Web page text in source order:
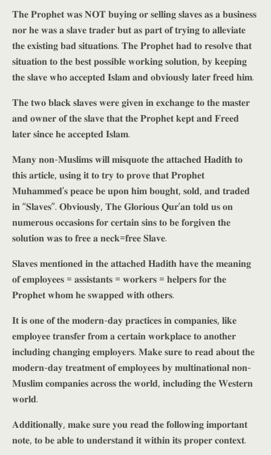
𝐓𝐡𝐞 𝐏𝐫𝐨𝐩𝐡𝐞𝐭 𝐰𝐚𝐬 𝐍𝐎𝐓 𝐛𝐮𝐲𝐢𝐧𝐠 𝐨𝐫 𝐬𝐞𝐥𝐥𝐢𝐧𝐠 𝐬𝐥𝐚𝐯𝐞𝐬 𝐚𝐬 𝐚 𝐛𝐮𝐬𝐢𝐧𝐞𝐬𝐬
𝐧𝐨𝐫 𝐡𝐞 𝐰𝐚𝐬 𝐚 𝐬𝐥𝐚𝐯𝐞 𝐭𝐫𝐚𝐝𝐞𝐫 𝐛𝐮𝐭 𝐚𝐬 𝐩𝐚𝐫𝐭 𝐨𝐟 𝐭𝐫𝐲𝐢𝐧𝐠 𝐭𝐨 𝐚𝐥𝐥𝐞𝐯𝐢𝐚𝐭𝐞
𝐭𝐡𝐞 𝐞𝐱𝐢𝐬𝐭𝐢𝐧𝐠 𝐛𝐚𝐝 𝐬𝐢𝐭𝐮𝐚𝐭𝐢𝐨𝐧𝐬. 𝐓𝐡𝐞 𝐏𝐫𝐨𝐩𝐡𝐞𝐭 𝐡𝐚𝐝 𝐭𝐨 𝐫𝐞𝐬𝐨𝐥𝐯𝐞 𝐭𝐡𝐚𝐭
𝐬𝐢𝐭𝐮𝐚𝐭𝐢𝐨𝐧 𝐭𝐨 𝐭𝐡𝐞 𝐛𝐞𝐬𝐭 𝐩𝐨𝐬𝐬𝐢𝐛𝐥𝐞 𝐰𝐨𝐫𝐤𝐢𝐧𝐠 𝐬𝐨𝐥𝐮𝐭𝐢𝐨𝐧, 𝐛𝐲 𝐤𝐞𝐞𝐩𝐢𝐧𝐠
𝐭𝐡𝐞 𝐬𝐥𝐚𝐯𝐞 𝐰𝐡𝐨 𝐚𝐜𝐜𝐞𝐩𝐭𝐞𝐝 𝐈𝐬𝐥𝐚𝐦 𝐚𝐧𝐝 𝐨𝐛𝐯𝐢𝐨𝐮𝐬𝐥𝐲 𝐥𝐚𝐭𝐞𝐫 𝐟𝐫𝐞𝐞𝐝 𝐡𝐢𝐦.
𝐓𝐡𝐞 𝐭𝐰𝐨 𝐛𝐥𝐚𝐜𝐤 𝐬𝐥𝐚𝐯𝐞𝐬 𝐰𝐞𝐫𝐞 𝐠𝐢𝐯𝐞𝐧 𝐢𝐧 𝐞𝐱𝐜𝐡𝐚𝐧𝐠𝐞 𝐭𝐨 𝐭𝐡𝐞 𝐦𝐚𝐬𝐭𝐞𝐫
𝐚𝐧𝐝 𝐨𝐰𝐧𝐞𝐫 𝐨𝐟 𝐭𝐡𝐞 𝐬𝐥𝐚𝐯𝐞 𝐭𝐡𝐚𝐭 𝐭𝐡𝐞 𝐏𝐫𝐨𝐩𝐡𝐞𝐭 𝐤𝐞𝐩𝐭 𝐚𝐧𝐝 𝐅𝐫𝐞𝐞𝐝
𝐥𝐚𝐭𝐞𝐫 𝐬𝐢𝐧𝐜𝐞 𝐡𝐞 𝐚𝐜𝐜𝐞𝐩𝐭𝐞𝐝 𝐈𝐬𝐥𝐚𝐦.
𝐌𝐚𝐧𝐲 𝐧𝐨𝐧-𝐌𝐮𝐬𝐥𝐢𝐦𝐬 𝐰𝐢𝐥𝐥 𝐦𝐢𝐬𝐪𝐮𝐨𝐭𝐞 𝐭𝐡𝐞 𝐚𝐭𝐭𝐚𝐜𝐡𝐞𝐝 𝐇𝐚𝐝𝐢𝐭𝐡 𝐭𝐨
𝐭𝐡𝐢𝐬 𝐚𝐫𝐭𝐢𝐜𝐥𝐞, 𝐮𝐬𝐢𝐧𝐠 𝐢𝐭 𝐭𝐨 𝐭𝐫𝐲 𝐭𝐨 𝐩𝐫𝐨𝐯𝐞 𝐭𝐡𝐚𝐭 𝐏𝐫𝐨𝐩𝐡𝐞𝐭
𝐌𝐮𝐡𝐚𝐦𝐦𝐞𝐝’𝐬 𝐩𝐞𝐚𝐜𝐞 𝐛𝐞 𝐮𝐩𝐨𝐧 𝐡𝐢𝐦 𝐛𝐨𝐮𝐠𝐡𝐭, 𝐬𝐨𝐥𝐝, 𝐚𝐧𝐝 𝐭𝐫𝐚𝐝𝐞𝐝
𝐢𝐧 “𝐒𝐥𝐚𝐯𝐞𝐬”. 𝐎𝐛𝐯𝐢𝐨𝐮𝐬𝐥𝐲, 𝐓𝐡𝐞 𝐆𝐥𝐨𝐫𝐢𝐨𝐮𝐬 𝐐𝐮𝐫’𝐚𝐧 𝐭𝐨𝐥𝐝 𝐮𝐬 𝐨𝐧
𝐧𝐮𝐦𝐞𝐫𝐨𝐮𝐬 𝐨𝐜𝐜𝐚𝐬𝐢𝐨𝐧𝐬 𝐟𝐨𝐫 𝐜𝐞𝐫𝐭𝐚𝐢𝐧 𝐬𝐢𝐧𝐬 𝐭𝐨 𝐛𝐞 𝐟𝐨𝐫𝐠𝐢𝐯𝐞𝐧 𝐭𝐡𝐞
𝐬𝐨𝐥𝐮𝐭𝐢𝐨𝐧 𝐰𝐚𝐬 𝐭𝐨 𝐟𝐫𝐞𝐞 𝐚 𝐧𝐞𝐜𝐤=𝐟𝐫𝐞𝐞 𝐒𝐥𝐚𝐯𝐞.
𝐒𝐥𝐚𝐯𝐞𝐬 𝐦𝐞𝐧𝐭𝐢𝐨𝐧𝐞𝐝 𝐢𝐧 𝐭𝐡𝐞 𝐚𝐭𝐭𝐚𝐜𝐡𝐞𝐝 𝐇𝐚𝐝𝐢𝐭𝐡 𝐡𝐚𝐯𝐞 𝐭𝐡𝐞 𝐦𝐞𝐚𝐧𝐢𝐧𝐠
𝐨𝐟 𝐞𝐦𝐩𝐥𝐨𝐲𝐞𝐞𝐬 = 𝐚𝐬𝐬𝐢𝐬𝐭𝐚𝐧𝐭𝐬 = 𝐰𝐨𝐫𝐤𝐞𝐫𝐬 = 𝐡𝐞𝐥𝐩𝐞𝐫𝐬 𝐟𝐨𝐫 𝐭𝐡𝐞
𝐏𝐫𝐨𝐩𝐡𝐞𝐭 𝐰𝐡𝐨𝐦 𝐡𝐞 𝐬𝐰𝐚𝐩𝐩𝐞𝐝 𝐰𝐢𝐭𝐡 𝐨𝐭𝐡𝐞𝐫𝐬.
𝐈𝐭 𝐢𝐬 𝐨𝐧𝐞 𝐨𝐟 𝐭𝐡𝐞 𝐦𝐨𝐝𝐞𝐫𝐧-𝐝𝐚𝐲 𝐩𝐫𝐚𝐜𝐭𝐢𝐜𝐞𝐬 𝐢𝐧 𝐜𝐨𝐦𝐩𝐚𝐧𝐢𝐞𝐬, 𝐥𝐢𝐤𝐞
𝐞𝐦𝐩𝐥𝐨𝐲𝐞𝐞 𝐭𝐫𝐚𝐧𝐬𝐟𝐞𝐫 𝐟𝐫𝐨𝐦 𝐚 𝐜𝐞𝐫𝐭𝐚𝐢𝐧 𝐰𝐨𝐫𝐤𝐩𝐥𝐚𝐜𝐞 𝐭𝐨 𝐚𝐧𝐨𝐭𝐡𝐞𝐫
𝐢𝐧𝐜𝐥𝐮𝐝𝐢𝐧𝐠 𝐜𝐡𝐚𝐧𝐠𝐢𝐧𝐠 𝐞𝐦𝐩𝐥𝐨𝐲𝐞𝐫𝐬. 𝐌𝐚𝐤𝐞 𝐬𝐮𝐫𝐞 𝐭𝐨 𝐫𝐞𝐚𝐝 𝐚𝐛𝐨𝐮𝐭 𝐭𝐡𝐞
𝐦𝐨𝐝𝐞𝐫𝐧-𝐝𝐚𝐲 𝐭𝐫𝐞𝐚𝐭𝐦𝐞𝐧𝐭 𝐨𝐟 𝐞𝐦𝐩𝐥𝐨𝐲𝐞𝐞𝐬 𝐛𝐲 𝐦𝐮𝐥𝐭𝐢𝐧𝐚𝐭𝐢𝐨𝐧𝐚𝐥 𝐧𝐨𝐧-
𝐌𝐮𝐬𝐥𝐢𝐦 𝐜𝐨𝐦𝐩𝐚𝐧𝐢𝐞𝐬 𝐚𝐜𝐫𝐨𝐬𝐬 𝐭𝐡𝐞 𝐰𝐨𝐫𝐥𝐝, 𝐢𝐧𝐜𝐥𝐮𝐝𝐢𝐧𝐠 𝐭𝐡𝐞 𝐖𝐞𝐬𝐭𝐞𝐫𝐧
𝐰𝐨𝐫𝐥𝐝.
𝐀𝐝𝐝𝐢𝐭𝐢𝐨𝐧𝐚𝐥𝐥𝐲, 𝐦𝐚𝐤𝐞 𝐬𝐮𝐫𝐞 𝐲𝐨𝐮 𝐫𝐞𝐚𝐝 𝐭𝐡𝐞 𝐟𝐨𝐥𝐥𝐨𝐰𝐢𝐧𝐠 𝐢𝐦𝐩𝐨𝐫𝐭𝐚𝐧𝐭
𝐧𝐨𝐭𝐞, 𝐭𝐨 𝐛𝐞 𝐚𝐛𝐥𝐞 𝐭𝐨 𝐮𝐧𝐝𝐞𝐫𝐬𝐭𝐚𝐧𝐝 𝐢𝐭 𝐰𝐢𝐭𝐡𝐢𝐧 𝐢𝐭𝐬 𝐩𝐫𝐨𝐩𝐞𝐫 𝐜𝐨𝐧𝐭𝐞𝐱𝐭.